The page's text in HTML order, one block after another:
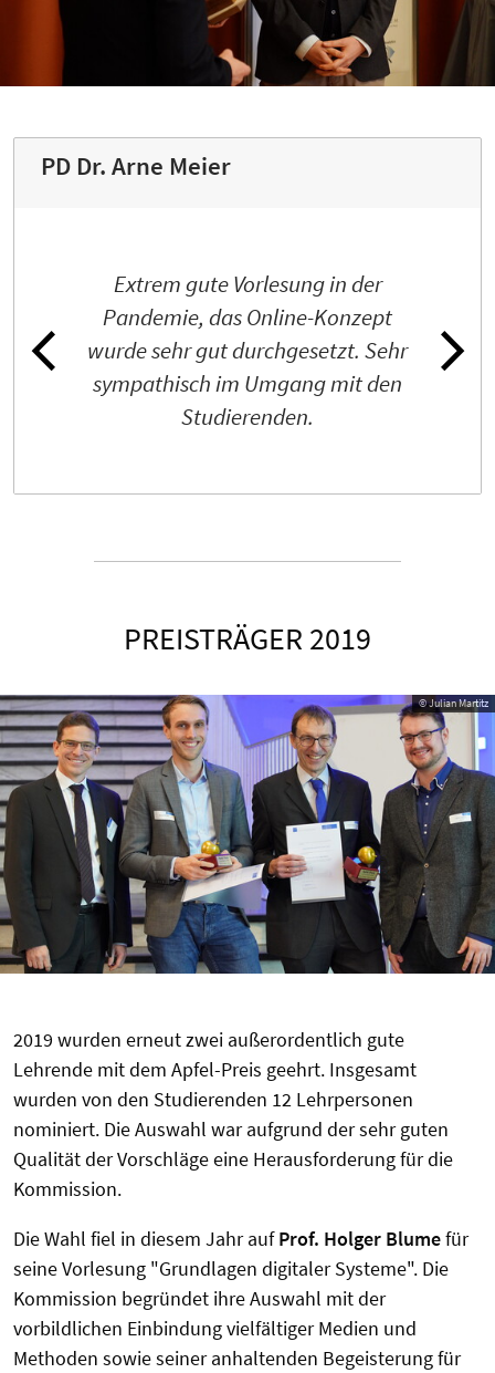
PD Dr. Arne Meier
Extrem gute Vorlesung in der
Pandemie, das Online-Konzept
wurde sehr gut durchgesetzt. Sehr
sympathisch im Umgang mit den
Studierenden.
PREISTRÄGER 2019
© Julian Martitz
2019 wurden erneut zwei außerordentlich gute
Lehrende mit dem Apfel-Preis geehrt. Insgesamt
wurden von den Studierenden 12 Lehrpersonen
nominiert. Die Auswahl war aufgrund der sehr guten
Qualität der Vorschläge eine Herausforderung für die
Kommission.
Die Wahl fiel in diesem Jahr aufProf. Holger Blumefür
seine Vorlesung "Grundlagen digitaler Systeme". Die
Kommission begründet ihre Auswahl mit der
vorbildlichen Einbindung vielfältiger Medien und
Methoden sowie seiner anhaltenden Begeisterung für